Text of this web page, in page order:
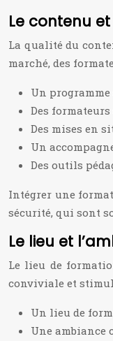
Le contenu
La qualité du
marché, des
Un
Des
Des mises en
Un
Des outils
Intégrer une
sécurité, qui sont
Le lieu et
Le lieu de
conviviale et
Un lieu de
Une ambiance